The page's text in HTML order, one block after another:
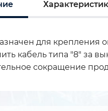
для крепления
кабель типа "8" за
сокращение